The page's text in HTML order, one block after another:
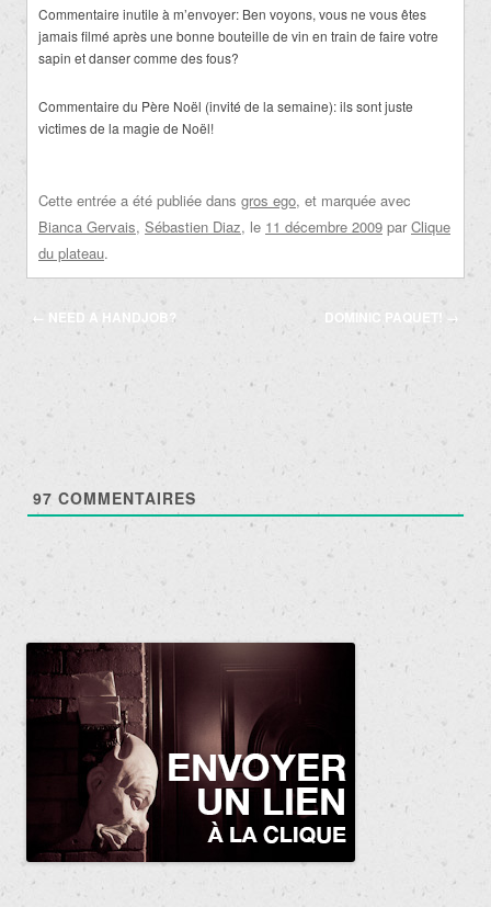
Commentaire inutile à m’envoyer: Ben voyons, vous ne vous êtes
jamais filmé après une bonne bouteille de vin en train de faire votre
sapin et danser comme des fous?
Commentaire du Père Noël (invité de la semaine): ils sont juste
victimes de la magie de Noël!
Cette entrée a été publiée dans gros ego, et marquée avec
Bianca Gervais, Sébastien Diaz, le 11 décembre 2009 par Clique
du plateau.
Navigation
articles
← NEED A HANDJOB? DOMINIC PAQUET! →
97 COMMENTAIRES